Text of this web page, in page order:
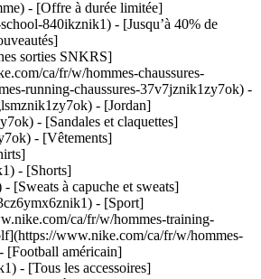
- [Offre à durée limitée]
840ikznik1) - [Jusqu’à 40% de
sorties SNKRS]
ca/fr/w/hommes-chaussures-
running-chaussures-37v7jznik1zy7ok) -
- [Jordan]
- [Sandales et claquettes]
- [Vêtements]
- [Shorts]
[Sweats à capuche et sweats]
- [Sport]
ca/fr/w/hommes-training-
www.nike.com/ca/fr/w/hommes-
[Football américain]
- [Tous les accessoires]